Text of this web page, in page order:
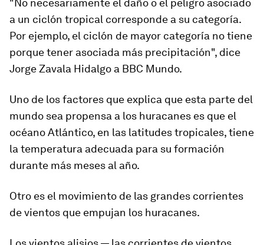
"No necesariamente el daño o el peligro asociado
a un ciclón tropical corresponde a su categoría.
Por ejemplo, el ciclón de mayor categoría no tiene
porque tener asociada más precipitación", dice
Jorge Zavala Hidalgo a BBC Mundo.
Uno de los factores que explica que esta parte del
mundo sea propensa a los huracanes es que el
océano Atlántico, en las latitudes tropicales, tiene
la temperatura adecuada para su formación
durante más meses al año.
Otro es el movimiento de las grandes corrientes
de vientos que empujan los huracanes.